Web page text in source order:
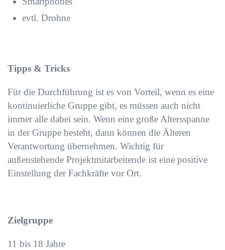
evtl. Drohne
Tipps & Tricks
Für die Durchführung ist es von Vorteil, wenn es eine
kontinuierliche Gruppe gibt, es müssen auch nicht
immer alle dabei sein. Wenn eine große Altersspanne
in der Gruppe besteht, dann können die Älteren
Verantwortung übernehmen. Wichtig für
außenstehende Projektmitarbeitende ist eine positive
Einstellung der Fachkräfte vor Ort.
Zielgruppe
11 bis 18 Jahre